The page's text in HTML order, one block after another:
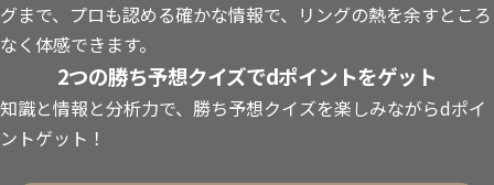
グまで、プロも認める確かな情報で、リングの熱を余すところ
なく体感できます。
2つの勝ち予想クイズでdポイントをゲット
知識と情報と分析力で、勝ち予想クイズを楽しみながらdポイ
ントゲット！